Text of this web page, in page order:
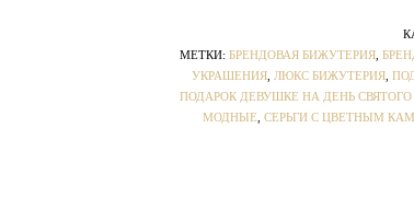
МЕТКИ: БРЕНДОВАЯ БИЖУТЕРИЯ
УКРАШЕНИЯ ЛЮКС БИЖУТЕРИЯ
ПОДАРОК ДЕВУШКЕ НА ДЕНЬ
МОДНЫЕ СЕРЬГИ С ЦВЕТНЫМ